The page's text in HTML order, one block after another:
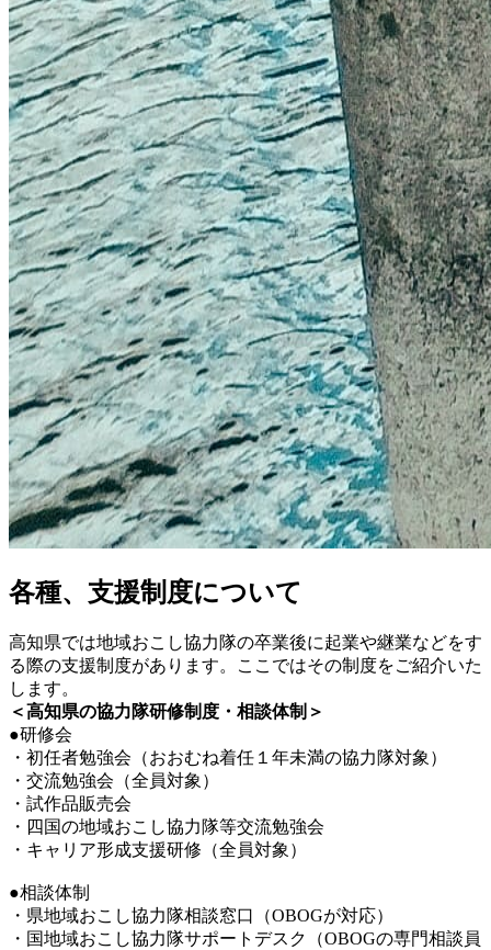
各種、支援制度について
高知県では地域おこし協力隊の卒業後に起業や継業などをす
る際の支援制度があります。ここではその制度をご紹介いた
します。
＜高知県の協力隊研修制度・相談体制＞
●研修会
・初任者勉強会（おおむね着任１年未満の協力隊対象）
・交流勉強会（全員対象）
・試作品販売会
・四国の地域おこし協力隊等交流勉強会
・キャリア形成支援研修（全員対象）
●相談体制
・県地域おこし協力隊相談窓口（OBOGが対応）
・国地域おこし協力隊サポートデスク（OBOGの専門相談員